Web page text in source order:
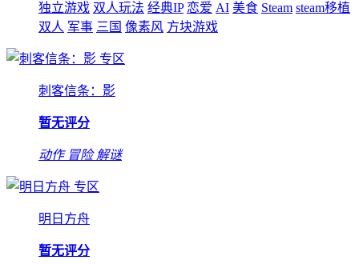
独立游戏 双人玩法 经典IP 恋爱 AI 美食 Steam steam移植
双人 军事 三国 像素风 方块游戏
专区
刺客信条：影
暂无评分
动作 冒险 解谜
专区
明日方舟
暂无评分